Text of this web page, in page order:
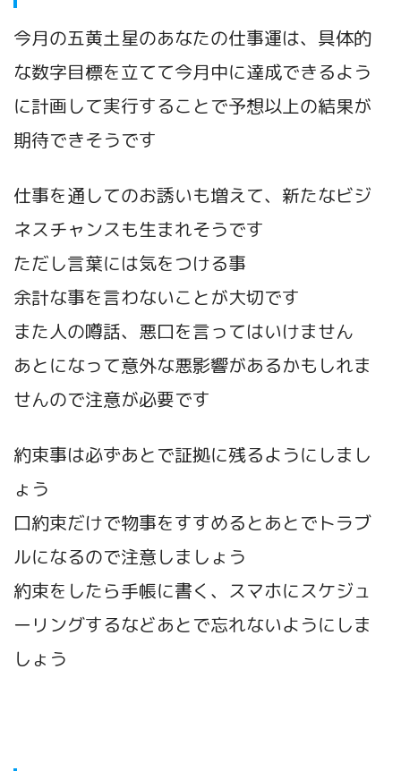
今月の五黄土星のあなたの仕事運は、具体的
な数字目標を立てて今月中に達成できるよう
に計画して実行することで予想以上の結果が
期待できそうです
仕事を通してのお誘いも増えて、新たなビジ
ネスチャンスも生まれそうです
ただし言葉には気をつける事
余計な事を言わないことが大切です
また人の噂話、悪口を言ってはいけません
あとになって意外な悪影響があるかもしれま
せんので注意が必要です
約束事は必ずあとで証拠に残るようにしまし
ょう
口約束だけで物事をすすめるとあとでトラブ
ルになるので注意しましょう
約束をしたら手帳に書く、スマホにスケジュ
ーリングするなどあとで忘れないようにしま
しょう